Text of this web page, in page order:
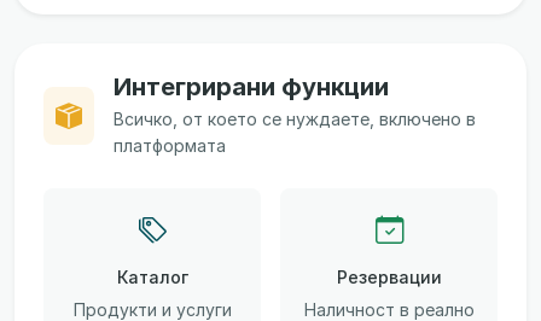
Интегрирани функции
Всичко, от което се нуждаете, включено в
платформата
Каталог
Продукти и услуги
Резервации
Наличност в реално